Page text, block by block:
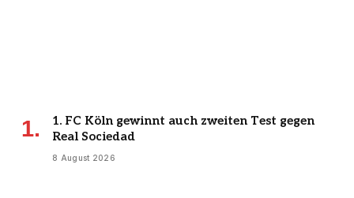
1. FC Köln gewinnt auch zweiten Test gegen
Real Sociedad
8 August 2026